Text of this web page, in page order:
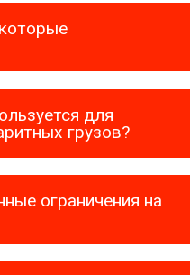
для
грузов?
ограничения на